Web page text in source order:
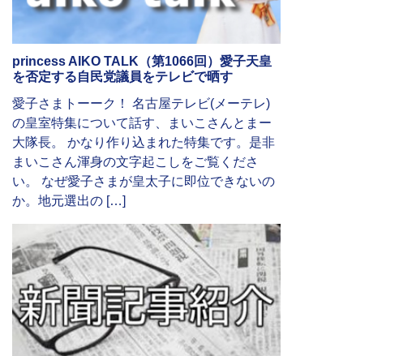
princess AIKO TALK（第1066回）愛子天皇
を否定する自民党議員をテレビで晒す
愛子さまトーーク！ 名古屋テレビ(メーテレ)
の皇室特集について話す、まいこさんとまー
大隊長。 かなり作り込まれた特集です。是非
まいこさん渾身の文字起こしをご覧くださ
い。 なぜ愛子さまが皇太子に即位できないの
か。地元選出の […]